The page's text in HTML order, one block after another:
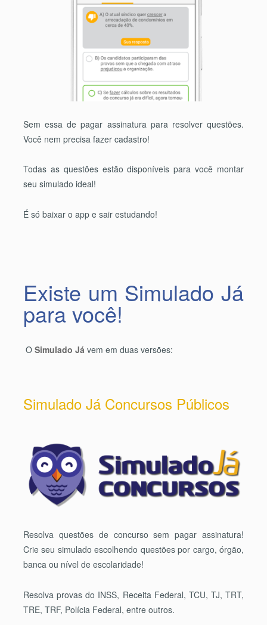
Sem essa de pagar assinatura para resolver questões.
Você nem precisa fazer cadastro!
Todas as questões estão disponíveis para você montar
seu simulado ideal!
É só baixar o app e sair estudando!
Existe um Simulado Já
para você!
O Simulado Já vem em duas versões:
Simulado Já Concursos Públicos
Resolva questões de concurso sem pagar assinatura!
Crie seu simulado escolhendo questões por cargo, órgão,
banca ou nível de escolaridade!
Resolva provas do INSS, Receita Federal, TCU, TJ, TRT,
TRE, TRF, Polícia Federal, entre outros.